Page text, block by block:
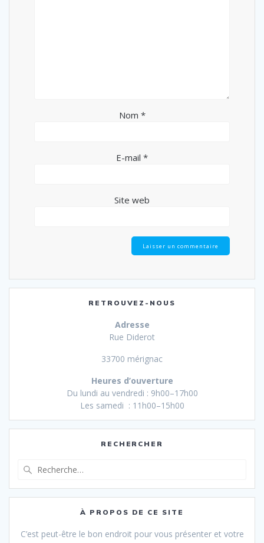
Nom *
E-mail *
Site web
RETROUVEZ-NOUS
Adresse
Rue Diderot
33700 mérignac
Heures d’ouverture
Du lundi au vendredi : 9h00–17h00
Les samedi : 11h00–15h00
RECHERCHER
:
À PROPOS DE CE SITE
C’est peut-être le bon endroit pour vous présenter et votre